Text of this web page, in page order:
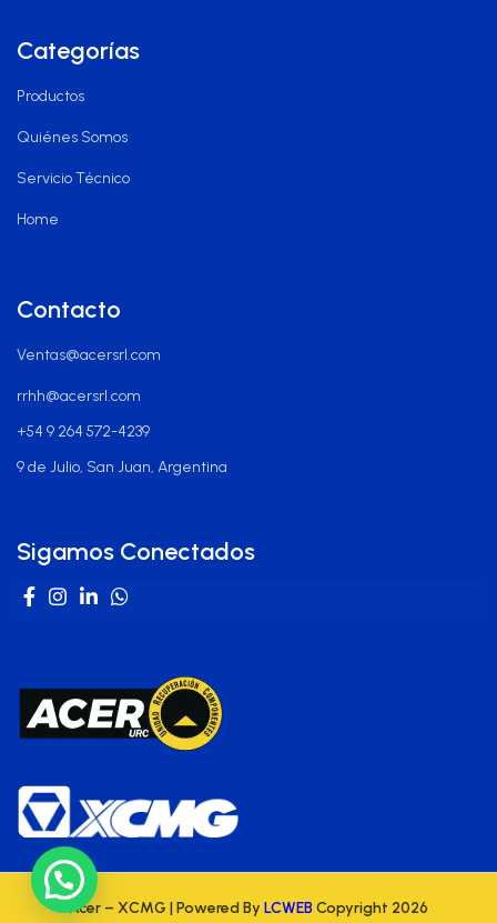
Categorías
Productos
Quiénes Somos
Servicio Técnico
Home
Contacto
Ventas@acersrl.com
rrhh@acersrl.com
+54 9 264 572-4239
9 de Julio, San Juan, Argentina
Sigamos Conectados
Acer – XCMG | Powered By LCWEB Copyright 2026